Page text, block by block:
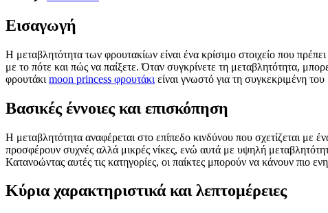
Εισαγωγή
Η μεταβλητότητα των φρουτακίων είναι ένα κρίσιμο στοιχείο που
με το πότε και πώς να παίξετε. Όταν συγκρίνετε τη μεταβλητότητα,
φρουτάκι moon princess φρουτάκι είναι γνωστό για τη συγκεκριμένη
Βασικές έννοιες και επισκόπηση
Η μεταβλητότητα αναφέρεται στο επίπεδο κινδύνου που σχετίζεται με
προσφέρουν συχνές αλλά μικρές νίκες, ενώ αυτά με υψηλή
Κατανοώντας αυτές τις κατηγορίες, οι παίκτες μπορούν να κάνουν πιο
Κύρια χαρακτηριστικά και λεπτομέρειες